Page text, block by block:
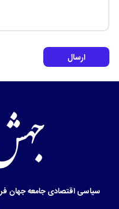
ارسال
سیاسیاقتصادیجامعهجهان